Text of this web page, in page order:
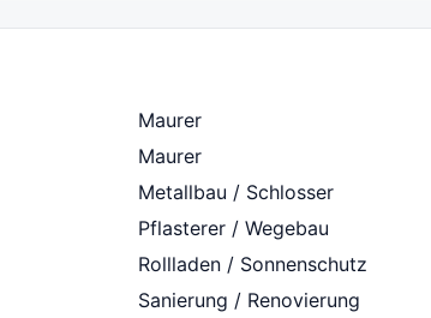
Maurer
Maurer
Metallbau / Schlosser
Pflasterer / Wegebau
Rollladen / Sonnenschutz
Sanierung / Renovierung